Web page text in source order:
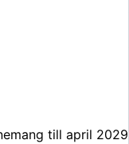
till april 2029